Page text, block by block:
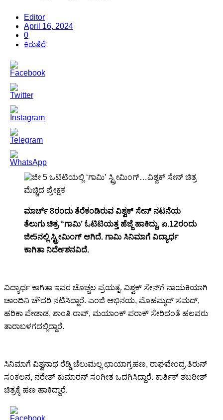
Editor
April 16, 2024
0
ಕಿರುತೆರೆ
ಮಾರ್ಚ್ 8ರಂದು ತೆರೆಕಂಡಿರುವ ವಿಶ್ವಕ್ ಸೇನ್ ನಟನೆಯ
ತೆಲುಗು ಚಿತ್ರ “ಗಾಮಿ’ ಓಟಿಟಿಯತ್ತ ಹೆಜ್ಜೆ ಹಾಕಿದ್ದು, ಏ.12ರಂದು
ಜೀ5ನಲ್ಲಿ ಸ್ಟ್ರೀಮಿಂಗ್ ಆಗಿದೆ. ಗಾಮಿ ಸಿನಿಮಾಗೆ ವಿದ್ಯಾರ್ಧ
ಕಾಗಿತಾ ನಿರ್ದೇಶನವಿದೆ.
ವಿದ್ಯಾರ್ಧ ಕಾಗಿತಾ ಇವರ ಚೊಚ್ಚಲ ಪ್ರಯತ್ನ. ವಿಶ್ವಕ್ ಸೇನ್‍ಗೆ ನಾಯಕಿಯಾಗಿ
ಚಾಂದಿನಿ ಚೌದರಿ ನಟಿಸಿದ್ದಾರೆ. ಎಂಜಿ ಅಭಿನಯ, ಮೊಹಮ್ಮದ್ ಸಮದ್,
ಹರಿಕಾ ಪೇಡಾಡ, ಶಾಂತಿ ರಾವ್, ಮಯಾಂಕ್ ಪರಾಕ್ ಸೇರಿದಂತೆ ಹಲವರು
ತಾರಾಬಳಗದಲ್ಲಿದ್ದಾರೆ.
ಸಿನಿಮಾಗೆ ವಿಶ್ವನಾಥ ರೆಡ್ಡಿ ಚೆಲುಮಲ್ಲ ಛಾಯಾಗ್ರಹಣ, ರಾಘವೇಂದ್ರ ತಿರುನ್
ಸಂಕಲನ, ನರೇಶ್ ಕುಮಾರನ್ ಸಂಗೀತ ಒದಗಿಸಿದ್ದಾರೆ. ಕಾರ್ತಿಕ್ ಶಬರೀಶ್
ಚಿತ್ರಕ್ಕೆ ಹಣ ಹಾಕಿದ್ದಾರೆ.